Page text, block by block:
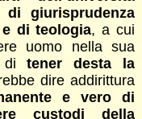
giurisprudenza
di teologia, a cui
uomo nella sua
ditener desta la
dire addirittura
e vero di
custodi della